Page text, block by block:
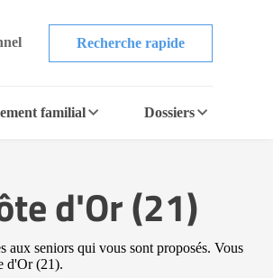
Recherche rapide
familial Dossiers
d'Or (21)
aux seniors qui vous sont proposés. Vous
d'Or (21).